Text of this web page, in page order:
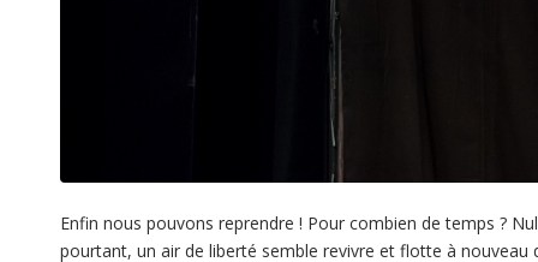
Enfin nous pouvons reprendre ! Pour combien de temps ?
pourtant, un air de liberté semble revivre et flotte à nouveau